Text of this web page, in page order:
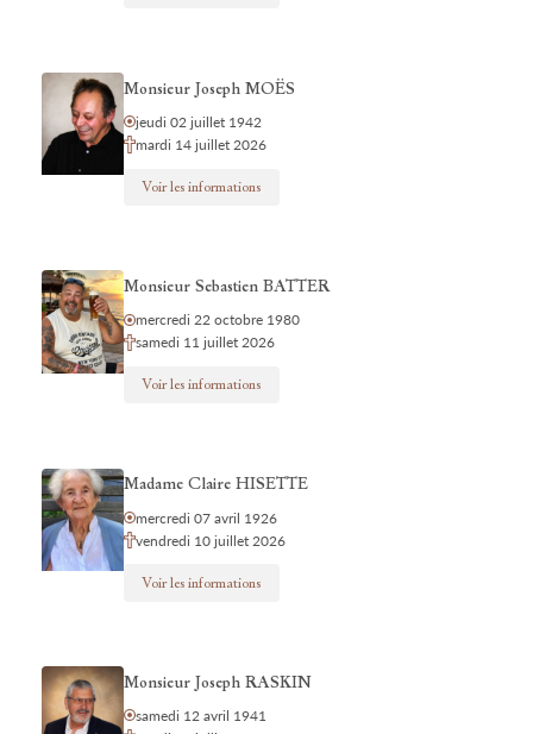
Monsieur Joseph MOËS
jeudi 02 juillet 1942
mardi 14 juillet 2026
Voir les informations
Monsieur Sebastien BATTER
mercredi 22 octobre 1980
samedi 11 juillet 2026
Voir les informations
Madame Claire HISETTE
mercredi 07 avril 1926
vendredi 10 juillet 2026
Voir les informations
Monsieur Joseph RASKIN
samedi 12 avril 1941